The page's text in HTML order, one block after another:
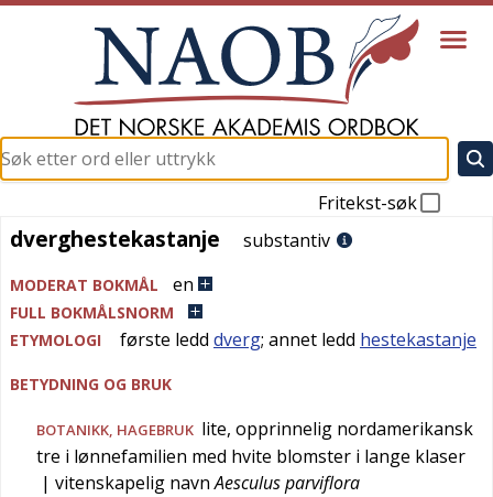
Fritekst-søk
dverghestekastanje
dverghestekastanje substantiv
MODERAT BOKMÅL en
FULL BOKMÅLSNORM
ETYMOLOGI
første ledd dverg; annet ledd hestekastanje
BETYDNING OG BRUK
BOTANIKK, HAGEBRUK lite, opprinnelig nordamerikansk
tre i lønnefamilien med hvite blomster i lange klaser
| vitenskapelig navnAesculus parviflora